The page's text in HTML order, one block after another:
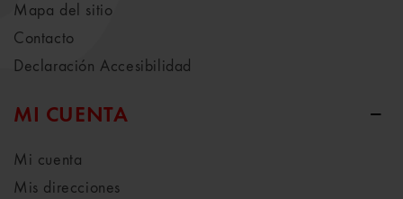
Mapa del sitio
Contacto
Declaración Accesibilidad
MI CUENTA
Mi cuenta
Mis direcciones